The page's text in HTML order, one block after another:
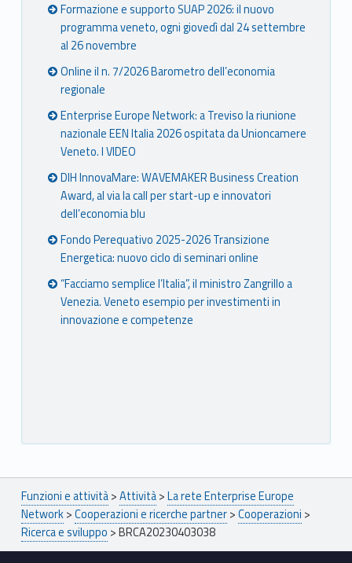
Formazione e supporto SUAP 2026: il nuovo
programma veneto, ogni giovedì dal 24 settembre
al 26 novembre
Online il n. 7/2026 Barometro dell’economia
regionale
Enterprise Europe Network: a Treviso la riunione
nazionale EEN Italia 2026 ospitata da Unioncamere
Veneto. I VIDEO
DIH InnovaMare: WAVEMAKER Business Creation
Award, al via la call per start-up e innovatori
dell’economia blu
Fondo Perequativo 2025-2026 Transizione
Energetica: nuovo ciclo di seminari online
“Facciamo semplice l’Italia”, il ministro Zangrillo a
Venezia. Veneto esempio per investimenti in
innovazione e competenze
Breadcrumbs navigation
Funzioni e attività>Attività>La rete Enterprise Europe
Network>Cooperazioni e ricerche partner>Cooperazioni >
Ricerca e sviluppo >BRCA20230403038